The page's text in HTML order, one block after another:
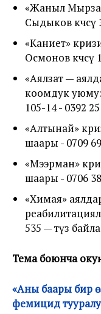
«Жаныл
Сыдыков көчөсү
«Каниет»
Осмонов көчөсү
«Аялзат —
коомдук уюму:
105-14 - 0392
«Алтынай»
шаары - 0709
«Мээрман»
шаары - 0706
«Химая»
535 — түз
Тема боюнча
«Аны баары бир
фемицид